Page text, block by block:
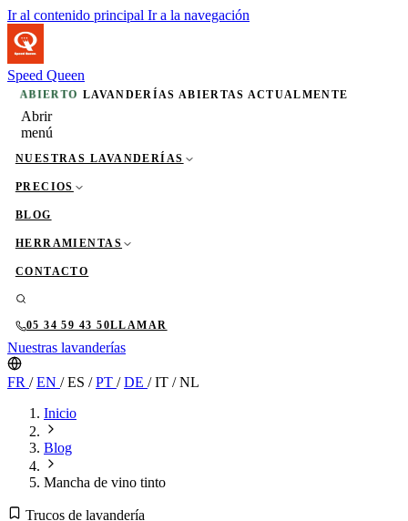
Ir al contenido principal Ir a la navegación
Speed Queen
ABIERTO LAVANDERÍAS ABIERTAS ACTUALMENTE
Abrir
menú
NUESTRAS LAVANDERÍAS
PRECIOS
BLOG
HERRAMIENTAS
CONTACTO
05 34 59 43 50LLAMAR
Nuestras lavanderías
FR /EN /ES /PT /DE /IT /NL
Inicio
Blog
Mancha de vino tinto
Trucos de lavandería